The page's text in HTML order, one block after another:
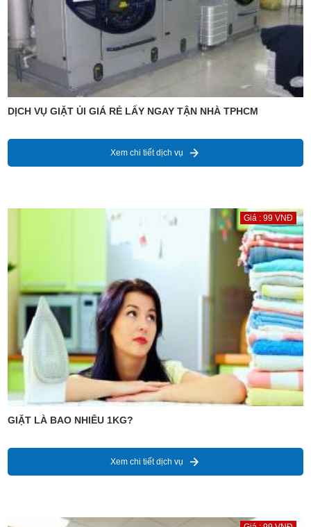
DỊCH VỤ GIẶT ỦI GIÁ RẺ LẤY NGAY TẬN NHÀ TPHCM
Xem chi tiết dịch vụ
Giá : 99 VNĐ
GIẶT LÀ BAO NHIÊU 1KG?
Xem chi tiết dịch vụ